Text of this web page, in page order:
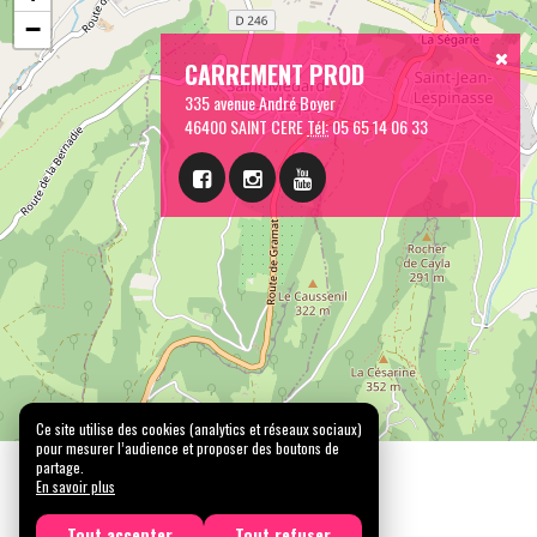
CARREMENT PROD
335 avenue André Boyer
46400 SAINT CERETél:05 65 14 06 33
−
Ce site utilise des cookies (analytics et réseaux sociaux)
pour mesurer l’audience et proposer des boutons de
partage.
En savoir plus